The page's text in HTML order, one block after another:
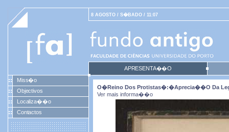
8 AGOSTO / S�BADO / 11:07
APRESENTA��O
Miss�o
Objectivos
Localiza��o
Contactos
O�reino Dos Protistas�:�aprecia��o Da
Ver mais informa��o